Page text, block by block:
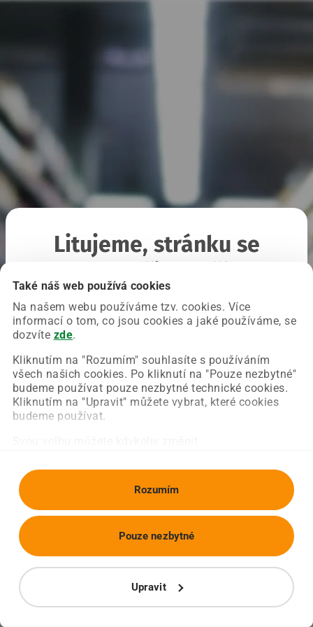
Také náš web používá cookies
Na našem webu používáme tzv. cookies. Více
informací o tom, co jsou cookies a jaké používáme, se
dozvíte zde.
Kliknutím na "Rozumím" souhlasíte s používáním
všech našich cookies. Po kliknutí na "Pouze nezbytné"
budeme používat pouze nezbytné technické cookies.
Kliknutím na "Upravit" můžete vybrat, které cookies
budeme používat.
Rozumím
Upravit
Pouze nezbytné
Litujeme, stránku se
Chyba nastala na naší straně a už ji opravujeme.
Zkuste prosím znovu načíst požadovanou stránku.
Obnovit stránku Úvodní strana